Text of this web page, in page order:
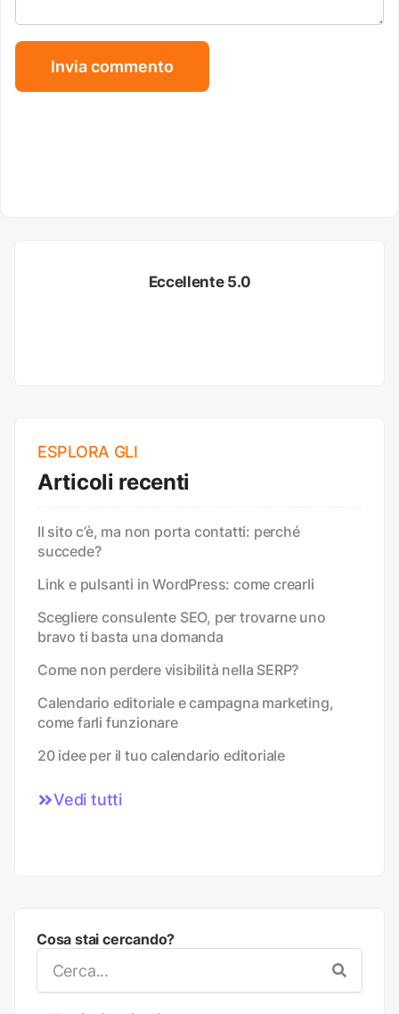
Eccellente 5.0
ESPLORA GLI
Articoli recenti
Il sito c’è, ma non porta contatti: perché
succede?
Link e pulsanti in WordPress: come crearli
Scegliere consulente SEO, per trovarne uno
bravo ti basta una domanda
Come non perdere visibilità nella SERP?
Calendario editoriale e campagna marketing,
come farli funzionare
20 idee per il tuo calendario editoriale
Vedi tutti
Cosa stai cercando?